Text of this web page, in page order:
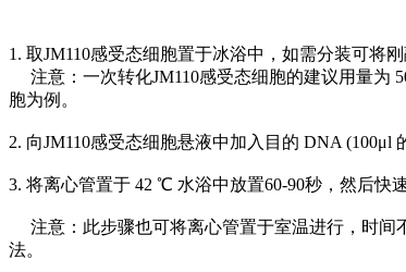
1. 取JM110感受态细胞置于冰浴中，如需分装可将
注意：一次转化JM110感受态细胞的建议用量为
胞为例。
2. 向JM110感受态细胞悬液中加入目的 DNA
3. 将离心管置于 42 ℃ 水浴中放置60-90秒，然后快
注意：此步骤也可将离心管置于室温进行，时间
法。